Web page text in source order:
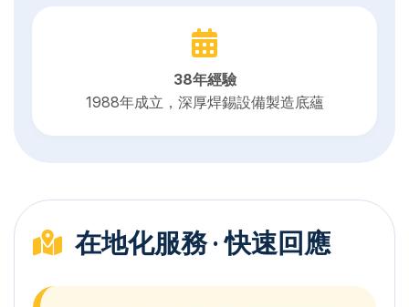
38年經驗
1988年成立，深厚焊錫設備製造底蘊
在地化服務 · 快速回應